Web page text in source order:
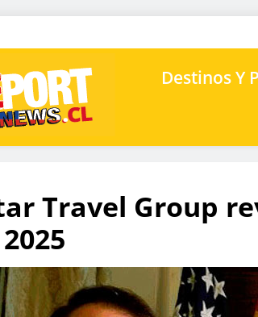
Destinos Y
Travel Group